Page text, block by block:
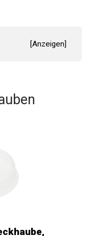
[Anzeigen]